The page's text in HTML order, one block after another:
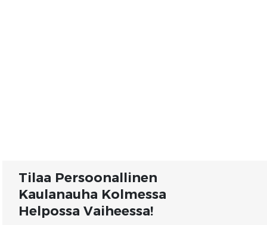
Tilaa Persoonallinen
Kaulanauha Kolmessa
Helpossa Vaiheessa!